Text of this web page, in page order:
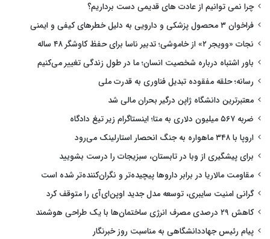
چرا نمی توانیم از عادت های قدیمی دست برداریم؟
فراخوان ۳ محصول پزشکی و دارویی به دلیل خطرهای کیفی و ایمنی
نجات «وویجر ۲» از خاموشی؛ تدبیر ناسا برای حفظ کاوشگر ۴۸ ساله
باور اشتباه درباره شخصیت انسان؛ ما در طول زندگی تغییر می‌کنیم
رسانه؛ حلقه مفقوده تبدیل فناوری به قدرت ملی
معتبرترین دانشگاه ژاپن درگیر بحران مالی شد
ضربه ۵۶۷ میلیون دلاری به متا؛ اینستاگرام زیر تیغ دادگاه
اروپا با ۳۴۸ ماهواره به جنگ انحصار استارلینک می‌رود
برای پیشگیری از وبا در تابستان، سبزیجات را درست بشویید
مقاومت مالاریا در برابر داروها پیچیده‌تر و نگران‌کننده‌تر شده است
گرانی امنیت سایبری، توسعه مدل جدید اوپن‌ای‌آی را متوقف کرد
کاهش ۲۹ درصدی مصرف انرژی ساختمان‌ها با یک طراحی هوشمند
پیام رئیس جهاددانشگاهی به مناسبت روز خبرنگار